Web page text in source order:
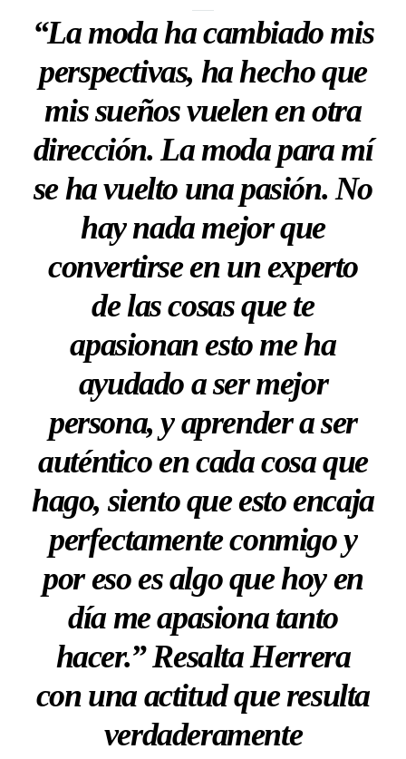
“La moda ha cambiado mis
perspectivas, ha hecho que
mis sueños vuelen en otra
dirección. La moda para mí
se ha vuelto una pasión. No
hay nada mejor que
convertirse en un experto
de las cosas que te
apasionan esto me ha
ayudado a ser mejor
persona, y aprender a ser
auténtico en cada cosa que
hago, siento que esto encaja
perfectamente conmigo y
por eso es algo que hoy en
día me apasiona tanto
hacer.” Resalta Herrera
con una actitud que resulta
verdaderamente